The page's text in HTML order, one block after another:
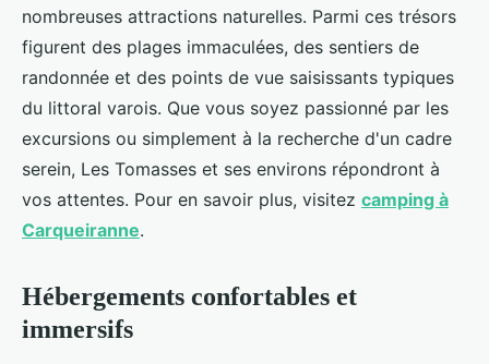
nombreuses attractions naturelles. Parmi ces trésors
figurent des plages immaculées, des sentiers de
randonnée et des points de vue saisissants typiques
du littoral varois. Que vous soyez passionné par les
excursions ou simplement à la recherche d'un cadre
serein, Les Tomasses et ses environs répondront à
vos attentes. Pour en savoir plus, visitez camping à
Carqueiranne.
Hébergements confortables et
immersifs